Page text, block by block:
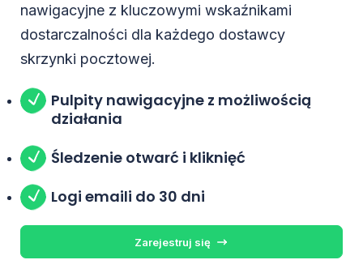
nawigacyjne z kluczowymi wskaźnikami
dostarczalności dla każdego dostawcy
skrzynki pocztowej.
Pulpity nawigacyjne z możliwością
działania
Śledzenie otwarć i kliknięć
Logi emaili do 30 dni
Zarejestruj się